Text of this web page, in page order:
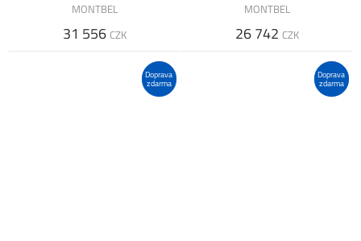
MONTBEL
31 556 CZK
MONTBEL
26 742 CZK
Doprava
zdarma
Doprava
zdarma